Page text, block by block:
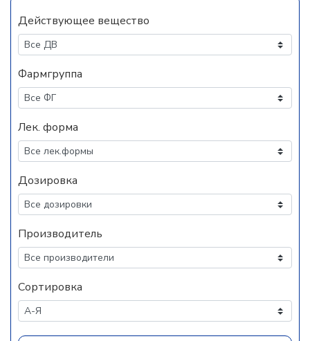
Действующее вещество
Фармгруппа
Лек. форма
Дозировка
Производитель
Сортировка